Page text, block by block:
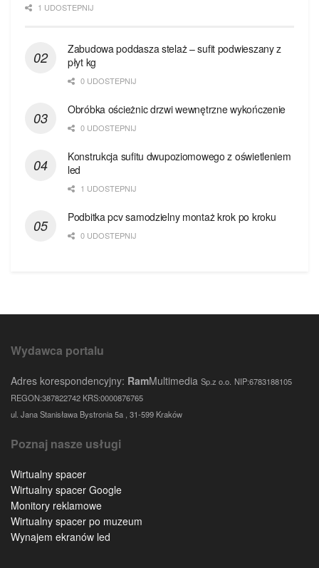
1 UDOSTEPNIJ
Zabudowa poddasza stelaż – sufit podwieszany z
płyt kg
0 UDOSTEPNIJ
Obróbka ościeżnic drzwi wewnętrzne wykończenie
0 UDOSTEPNIJ
Konstrukcja sufitu dwupoziomowego z oświetleniem
led
1 UDOSTEPNIJ
Podbitka pcv samodzielny montaż krok po kroku
0 UDOSTEPNIJ
Wydawca portalu
Adres korespondencyjny: RamMultimedia Sp.z o.o. NIP:6783188105
REGON:387822742 KRS:0000876765
ul. Jana Stanisława Bystronia 5a , 31-599 Kraków
Poznaj nasze usługi
Wirtualny spacer
Wirtualny spacer Google
Monitory reklamowe
Wirtualny spacer po muzeum
Wynajem ekranów led